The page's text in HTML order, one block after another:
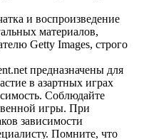
и воспроизведение
материалов,
Getty Images, строго
предназначены для
в азартных играх
Соблюдайте
игры. При
зависимости
Помните, что